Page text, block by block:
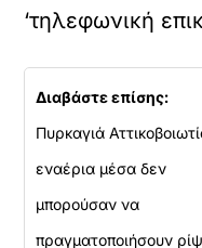
‘τηλεφωνική
Διαβάστε επίσης:
Πυρκαγιά
εναέρια μέσα δεν
μπορούσαν να
πραγματοποιήσουν